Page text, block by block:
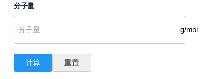
分子量
g/mol
计算 重置